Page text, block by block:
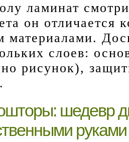
ламинат
он отличается
материалами.
слоев:
рисунок),
шедевр
руками